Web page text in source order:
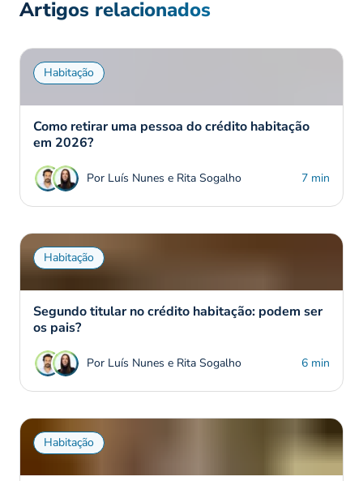
Artigos relacionados
Habitação
Como retirar uma pessoa do crédito habitação
em 2026?
Por Luís Nunes e Rita Sogalho 7 min
Habitação
Segundo titular no crédito habitação: podem ser
os pais?
Por Luís Nunes e Rita Sogalho 6 min
Habitação